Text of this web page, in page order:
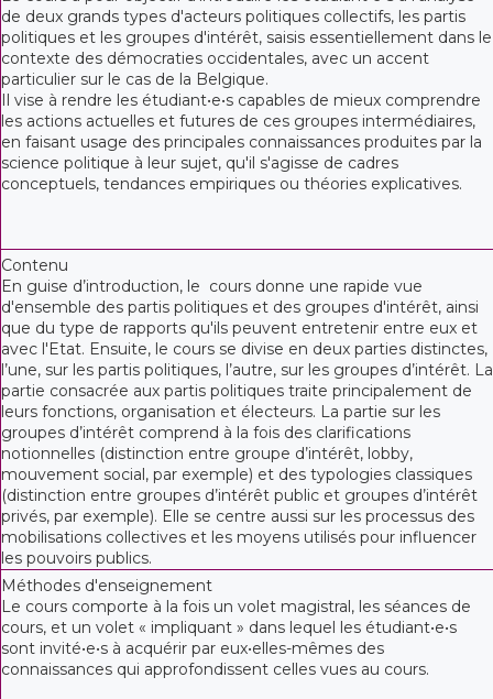
de deux grands types d'acteurs politiques collectifs, les partis
politiques et les groupes d'intérêt, saisis essentiellement dans le
contexte des démocraties occidentales, avec un accent
particulier sur le cas de la Belgique.
Il vise à rendre les étudiant•e•s capables de mieux comprendre
les actions actuelles et futures de ces groupes intermédiaires,
en faisant usage des principales connaissances produites par la
science politique à leur sujet, qu'il s'agisse de cadres
conceptuels, tendances empiriques ou théories explicatives.
Contenu
En guise d’introduction, le cours donne une rapide vue
d'ensemble des partis politiques et des groupes d'intérêt, ainsi
que du type de rapports qu'ils peuvent entretenir entre eux et
avec l'Etat. Ensuite, le cours se divise en deux parties distinctes,
l’une, sur les partis politiques, l’autre, sur les groupes d’intérêt. La
partie consacrée aux partis politiques traite principalement de
leurs fonctions, organisation et électeurs. La partie sur les
groupes d’intérêt comprend à la fois des clarifications
notionnelles (distinction entre groupe d’intérêt, lobby,
mouvement social, par exemple) et des typologies classiques
(distinction entre groupes d’intérêt public et groupes d’intérêt
privés, par exemple). Elle se centre aussi sur les processus des
mobilisations collectives et les moyens utilisés pour influencer
les pouvoirs publics.
Méthodes d'enseignement
Le cours comporte à la fois un volet magistral, les séances de
cours, et un volet « impliquant » dans lequel les étudiant•e•s
sont invité•e•s à acquérir par eux•elles-mêmes des
connaissances qui approfondissent celles vues au cours.